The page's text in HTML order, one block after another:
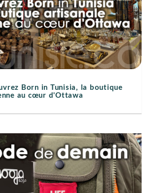
Born in Tunisia, la boutique
au cœur d'Ottawa